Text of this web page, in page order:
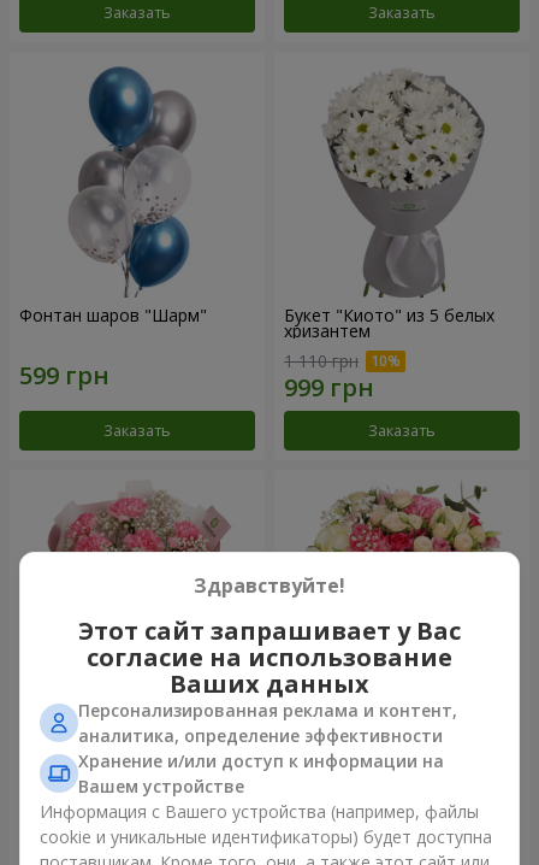
Заказать Заказать
Фонтан шаров "Шарм"
Заказать
Букет "Киото" из 5 белых
хризантем
1 110 грн
Заказать
Букет "Королева
Карибского моря"
1 449 грн
Заказать
Цветы в коробке
"Помпадур"
Заказать
Здравствуйте!
Этот сайт запрашивает у Вас
согласие на использование
Ваших данных
Персонализированная реклама и контент,
аналитика, определение эффективности
Хранение и/или доступ к информации на
Вашем устройстве
Информация с Вашего устройства (например, файлы
cookie и уникальные идентификаторы) будет доступна